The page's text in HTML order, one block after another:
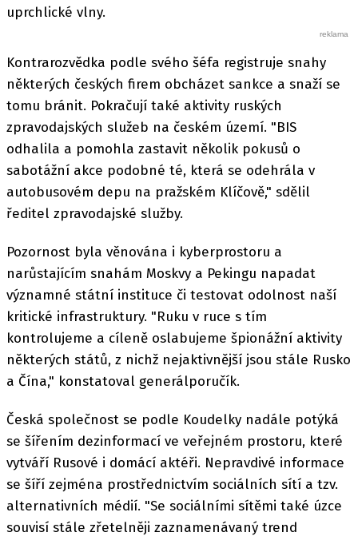
uprchlické vlny.
Kontrarozvědka podle svého šéfa registruje snahy
některých českých firem obcházet sankce a snaží se
tomu bránit. Pokračují také aktivity ruských
zpravodajských služeb na českém území. "BIS
odhalila a pomohla zastavit několik pokusů o
sabotážní akce podobné té, která se odehrála v
autobusovém depu na pražském Klíčově," sdělil
ředitel zpravodajské služby.
Pozornost byla věnována i kyberprostoru a
narůstajícím snahám Moskvy a Pekingu napadat
významné státní instituce či testovat odolnost naší
kritické infrastruktury. "Ruku v ruce s tím
kontrolujeme a cíleně oslabujeme špionážní aktivity
některých států, z nichž nejaktivnější jsou stále Rusko
a Čína," konstatoval generálporučík.
Česká společnost se podle Koudelky nadále potýká
se šířením dezinformací ve veřejném prostoru, které
vytváří Rusové i domácí aktéři. Nepravdivé informace
se šíří zejména prostřednictvím sociálních sítí a tzv.
alternativních médií. "Se sociálními sítěmi také úzce
souvisí stále zřetelněji zaznamenávaný trend